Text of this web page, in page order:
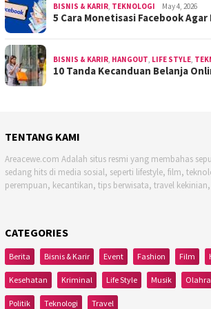
BISNIS & KARIR, TEKNOLOGI May 4, 2026
5 Cara Monetisasi Facebook
BISNIS & KARIR, HANGOUT, LIFE STYLE,
10 Tanda Kecanduan Belanja
TENTANG KAMI
Areacewe.com Adalah situs resmi yang membahas
sedang hits di media sosial, seperti lifestyle, film,
perempuan, kecantikan, tips berwisata, travel
CATEGORIES
Berita Bisnis & Karir Event Fashion Film
Kesehatan Kriminal Life Style Musik
Politik Teknologi Travel